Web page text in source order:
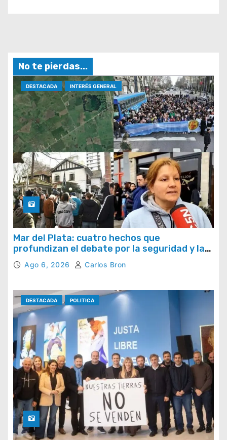
No te pierdas...
DESTACADA INTERÉS GENERAL
Mar del Plata: cuatro hechos que
profundizan el debate por la seguridad y la
respuesta del Estado
Ago 6, 2026 Carlos Bron
DESTACADA POLITICA